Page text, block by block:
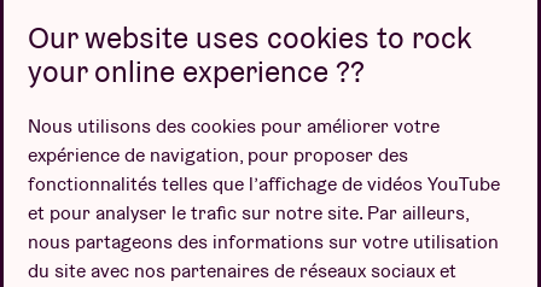
Politique de confidentialité
Politique de cookies
Conditions de vente
Design par
Our website uses cookies to rock
your online experience ??
Nous utilisons des cookies pour améliorer votre
expérience de navigation, pour proposer des
fonctionnalités telles que l’affichage de vidéos YouTube
et pour analyser le trafic sur notre site. Par ailleurs,
nous partageons des informations sur votre utilisation
du site avec nos partenaires de réseaux sociaux et